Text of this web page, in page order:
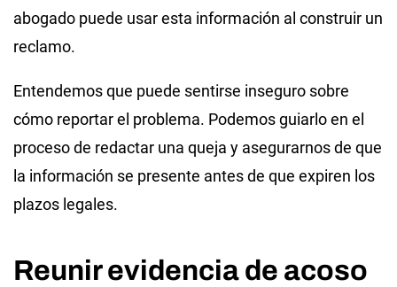
abogado puede usar esta información al construir un
reclamo.
Entendemos que puede sentirse inseguro sobre
cómo reportar el problema. Podemos guiarlo en el
proceso de redactar una queja y asegurarnos de que
la información se presente antes de que expiren los
plazos legales.
Reunir evidencia de acoso